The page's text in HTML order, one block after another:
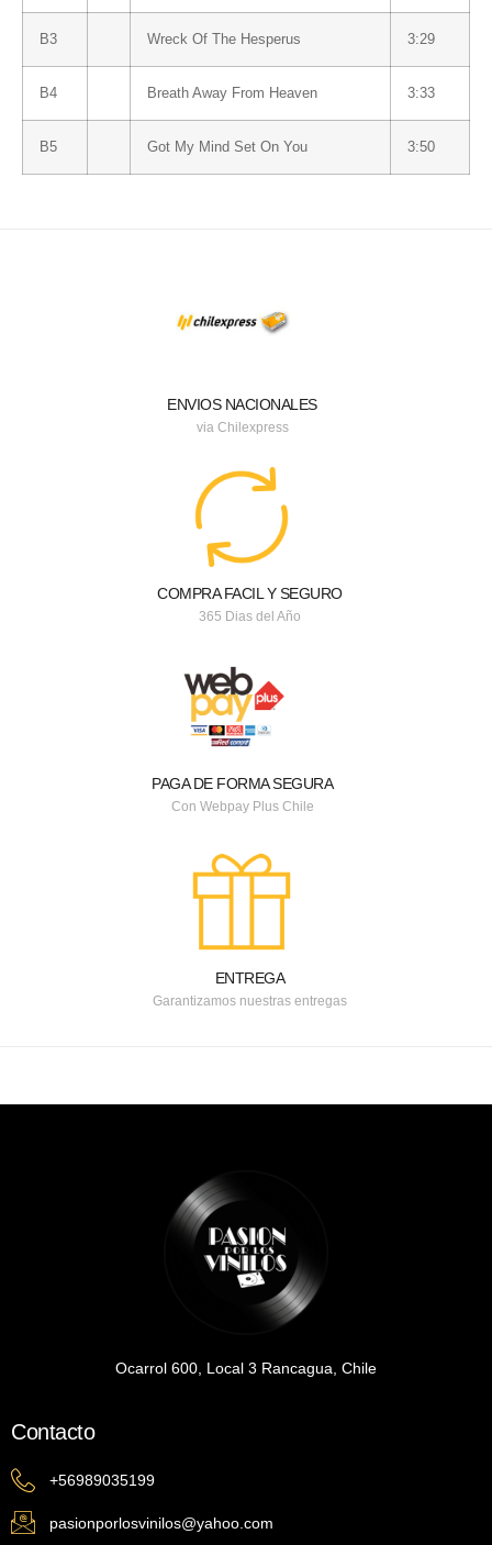
B3 Wreck Of The Hesperus 3:29
B4 Breath Away From Heaven 3:33
B5 Got My Mind Set On You 3:50
ENVIOS NACIONALES
via Chilexpress
COMPRA FACIL Y SEGURO
365 Dias del Año
PAGA DE FORMA SEGURA
Con Webpay Plus Chile
ENTREGA
Garantizamos nuestras entregas
Ocarrol 600, Local 3 Rancagua, Chile
Contacto
+56989035199
pasionporlosvinilos@yahoo.com